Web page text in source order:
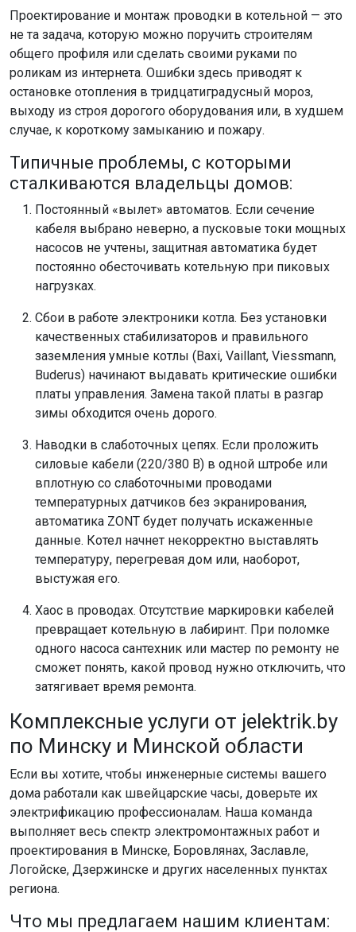
Проектирование и монтаж проводки в котельной — это
не та задача, которую можно поручить строителям
общего профиля или сделать своими руками по
роликам из интернета. Ошибки здесь приводят к
остановке отопления в тридцатиградусный мороз,
выходу из строя дорогого оборудования или, в худшем
случае, к короткому замыканию и пожару.
Типичные проблемы, с которыми
сталкиваются владельцы домов:
Постоянный «вылет» автоматов. Если сечение
кабеля выбрано неверно, а пусковые токи мощных
насосов не учтены, защитная автоматика будет
постоянно обесточивать котельную при пиковых
нагрузках.
Сбои в работе электроники котла. Без установки
качественных стабилизаторов и правильного
заземления умные котлы (Baxi, Vaillant, Viessmann,
Buderus) начинают выдавать критические ошибки
платы управления. Замена такой платы в разгар
зимы обходится очень дорого.
Наводки в слаботочных цепях. Если проложить
силовые кабели (220/380 В) в одной штробе или
вплотную со слаботочными проводами
температурных датчиков без экранирования,
автоматика ZONT будет получать искаженные
данные. Котел начнет некорректно выставлять
температуру, перегревая дом или, наоборот,
выстужая его.
Хаос в проводах. Отсутствие маркировки кабелей
превращает котельную в лабиринт. При поломке
одного насоса сантехник или мастер по ремонту не
сможет понять, какой провод нужно отключить, что
затягивает время ремонта.
Комплексные услуги от jelektrik.by
по Минску и Минской области
Если вы хотите, чтобы инженерные системы вашего
дома работали как швейцарские часы, доверьте их
электрификацию профессионалам. Наша команда
выполняет весь спектр электромонтажных работ и
проектирования в Минске, Боровлянах, Заславле,
Логойске, Дзержинске и других населенных пунктах
региона.
Что мы предлагаем нашим клиентам: